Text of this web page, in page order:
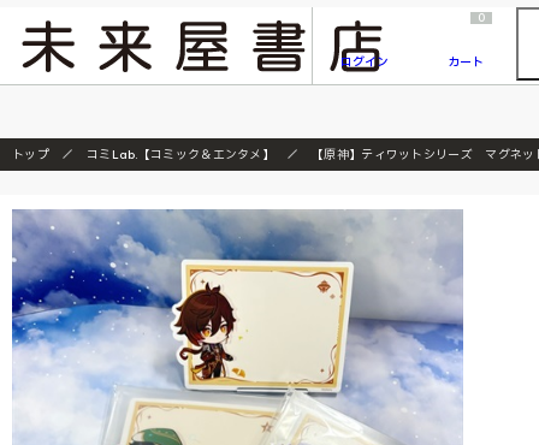
『ONE PIECE magazine 021 ONE PIECEカード付き同梱版』発売延期のご案内
ログイン
0
カート
トップ コミLab.【コミック＆エンタメ】 【原神】ティワットシリーズ マグネ